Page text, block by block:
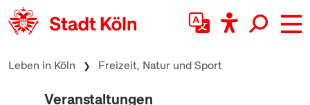
zum Inhalt springen
Leben in Köln Freizeit, Natur und Sport
Veranstaltungen